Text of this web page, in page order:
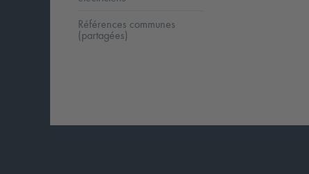
Références communes
(partagées)